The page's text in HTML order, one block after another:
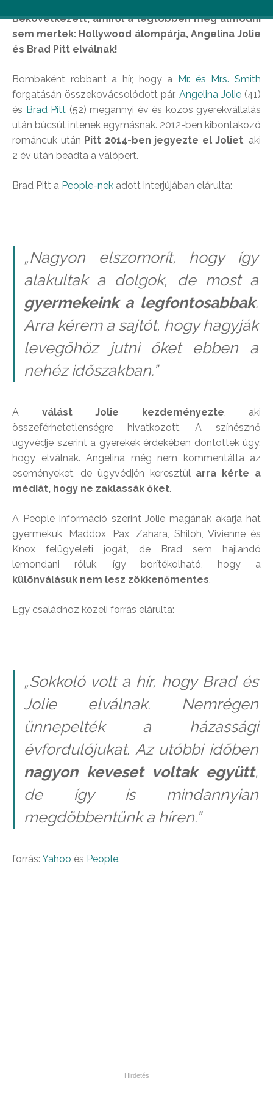
Bekövetkezett, amiről a legtöbben még álmodni
sem mertek: Hollywood álompárja, Angelina Jolie
és Brad Pitt elválnak!
Bombaként robbant a hír, hogy a
Mr. és Mrs. Smith
forgatásán összekovácsolódott pár, Angelina Jolie (41)
és Brad Pitt (52) megannyi év és közös gyerekvállalás
után búcsút intenek egymásnak. 2012-ben kibontakozó
románcuk után Pitt 2014-ben jegyezte el Joliet, aki
2 év után beadta a válópert.
Brad Pitt a People-nek adott interjújában elárulta:
„Nagyon elszomorít, hogy így
alakultak a dolgok, de most a
gyermekeink a legfontosabbak.
Arra kérem a sajtót, hogy hagyják
levegőhöz jutni őket ebben a
nehéz időszakban.”
A válást Jolie kezdeményezte, aki
összeférhetetlenségre hivatkozott. A színésznő
ügyvédje szerint a gyerekek érdekében döntöttek úgy,
hogy elválnak. Angelina még nem kommentálta az
eseményeket, de ügyvédjén keresztül arra kérte a
médiát, hogy ne zaklassák őket.
A People információ szerint Jolie magának akarja hat
gyermekük, Maddox, Pax, Zahara, Shiloh, Vivienne és
Knox felügyeleti jogát, de Brad sem hajlandó
lemondani róluk, így borítékolható, hogy a
különválásuk nem lesz zökkenőmentes.
Egy családhoz közeli forrás elárulta:
„Sokkoló volt a hír, hogy Brad és
Jolie elválnak. Nemrégen
ünnepelték a házassági
évfordulójukat. Az utóbbi időben
nagyon keveset voltak együtt,
de így is mindannyian
megdöbbentünk a híren.”
forrás: Yahoo és People.